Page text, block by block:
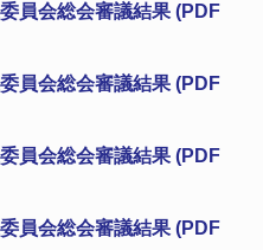
員会総会審議結果 (PDF
員会総会審議結果 (PDF
員会総会審議結果 (PDF
員会総会審議結果 (PDF